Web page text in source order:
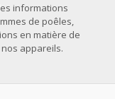
informations
de poêles,
en matière de
appareils.